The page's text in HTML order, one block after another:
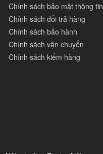
Chính sách bảo mật thông tin
Chính sách đổi trả hàng
Chính sách bảo hành
Chính sách vận chuyển
Chính sách kiểm hàng